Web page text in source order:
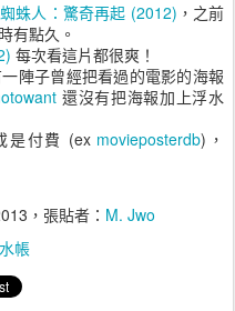
蛛人：驚奇再起 (2012) ，之前
有點久。
每次看這片都很爽！
陣子曾經把看過的電影的海報
還沒有把海報加上浮水
是付費 (ex movieposterdb)，
，張貼者： M. Jwo
帳